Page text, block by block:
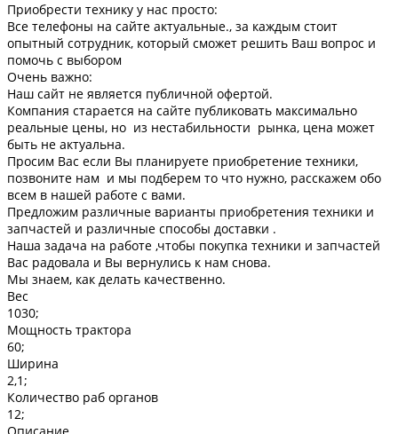
Приобрести технику у нас просто:
Все телефоны на сайте актуальные., за каждым стоит
опытный сотрудник, который сможет решить Ваш вопрос и
помочь с выбором
Очень важно:
Наш сайт не является публичной офертой.
Компания старается на сайте публиковать максимально
реальные цены, но из нестабильности рынка, цена может
быть не актуальна.
Просим Вас если Вы планируете приобретение техники,
позвоните нам и мы подберем то что нужно, расскажем обо
всем в нашей работе с вами.
Предложим различные варианты приобретения техники и
запчастей и различные способы доставки .
Наша задача на работе ,чтобы покупка техники и запчастей
Вас радовала и Вы вернулись к нам снова.
Мы знаем, как делать качественно.
Вес
1030;
Мощность трактора
60;
Ширина
2,1;
Количество раб органов
12;